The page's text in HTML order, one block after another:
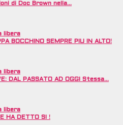
di Doc Brown nella…
libera
BOCCHINO SEMPRE PIU IN ALTO!
libera
DAL PASSATO AD OGGI Stessa…
libera
HA DETTO SI !